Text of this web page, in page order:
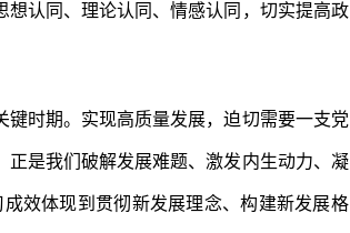
认同、理论认同、情感认同，切实提高政
时期。实现高质量发展，迫切需要一支党
是我们破解发展难题、激发内生动力、凝
效体现到贯彻新发展理念、构建新发展格